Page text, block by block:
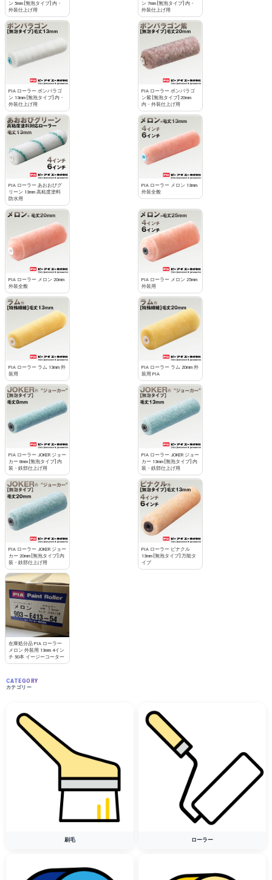
ン 5mm [無泡タイプ] 内・
外装仕上げ用
ン 7mm [無泡タイプ] 内・
外装仕上げ用
PIA ローラー ボンパラゴ
ン 13mm [無泡タイプ] 内・
外装仕上げ用
PIA ローラー ボンパラゴ
ン紫 [無泡タイプ] 20mm
内・外装仕上げ用
PIA ローラー あおおびグ
リーン 13mm 高粘度塗料
防水用
PIA ローラー メロン 13mm
外装全般
PIA ローラー メロン 20mm
外装全般
PIA ローラー メロン 25mm
外装用
PIA ローラー ラム 13mm 外
装用
PIA ローラー ラム 20mm 外
装用 PIA
PIA ローラー JOKER ジョー
カー 8mm [無泡タイプ] 内
装・鉄部仕上げ用
PIA ローラー JOKER ジョー
カー 13mm [無泡タイプ] 内
装・鉄部仕上げ用
PIA ローラー JOKER ジョー
カー 20mm [無泡タイプ] 内
装・鉄部仕上げ用
PIA ローラー ピナクル
13mm [無泡タイプ] 万能タ
イプ
在庫処分品 PIA ローラー
メロン 外装用 13mm 4イン
チ 50本 イージーコーター
CATEGORY
カテゴリー
刷毛 ローラー